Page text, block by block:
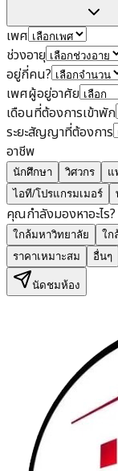
เพศ
ช่วงอายุ
อยู่กี่คน?
เพศผู้อยู่อาศัย
เดือนที่ต้องการเข้าพัก
ระยะสัญญาที่ต้องการ
อาชีพ
นักศึกษา วิศวกร แ
ไอที/โปรแกรมเมอร์
คุณกำลังมองหาอะไร?
ใกล้มหาวิทยาลัย ใก
ราคาเหมาะสม
อื่นๆ
นัดชมห้อง